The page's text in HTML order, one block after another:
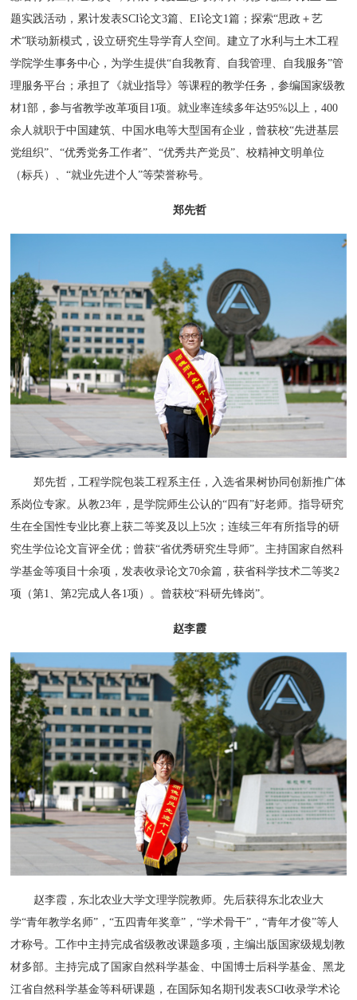
题实践活动，累计发表SCI论文3篇、EI论文1篇；探索“思政＋艺
术”联动新模式，设立研究生导学育人空间。建立了水利与土木工程
学院学生事务中心，为学生提供“自我教育、自我管理、自我服务”管
理服务平台；承担了《就业指导》等课程的教学任务，参编国家级教
材1部，参与省教学改革项目1项。就业率连续多年达95%以上，400
余人就职于中国建筑、中国水电等大型国有企业，曾获校“先进基层
党组织”、“优秀党务工作者”、“优秀共产党员”、校精神文明单位
（标兵）、“就业先进个人”等荣誉称号。
郑先哲
郑先哲，工程学院包装工程系主任，入选省果树协同创新推广体
系岗位专家。从教23年，是学院师生公认的“四有”好老师。指导研究
生在全国性专业比赛上获二等奖及以上5次；连续三年有所指导的研
究生学位论文盲评全优；曾获“省优秀研究生导师”。主持国家自然科
学基金等项目十余项，发表收录论文70余篇，获省科学技术二等奖2
项（第1、第2完成人各1项）。曾获校“科研先锋岗”。
赵李霞
赵李霞，东北农业大学文理学院教师。先后获得东北农业大
学“青年教学名师”，“五四青年奖章”，“学术骨干”，“青年才俊”等人
才称号。工作中主持完成省级教改课题多项，主编出版国家级规划教
材多部。主持完成了国家自然科学基金、中国博士后科学基金、黑龙
江省自然科学基金等科研课题，在国际知名期刊发表SCI收录学术论